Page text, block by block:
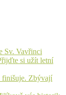
Sv. Vavřinci
si užít letní
finišuje. Zbývají